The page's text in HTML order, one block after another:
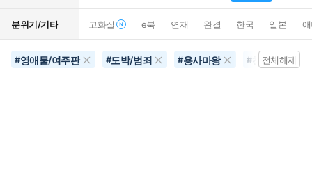
분위기/기타 고화질 e북 연재 완결 한국 일본
#영애물/여주판 #도박/범죄 #용사마왕 #천재전체해제